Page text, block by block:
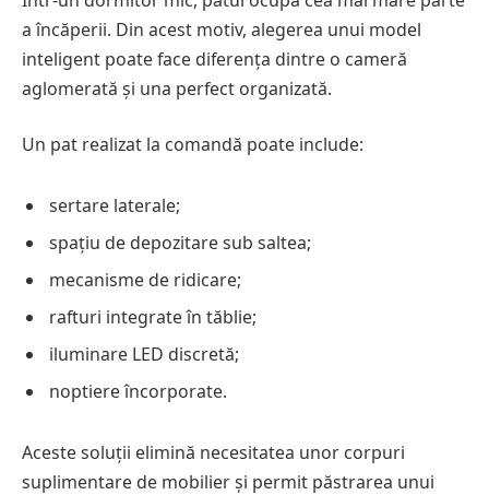
a încăperii. Din acest motiv, alegerea unui model
inteligent poate face diferența dintre o cameră
aglomerată și una perfect organizată.
Un pat realizat la comandă poate include:
sertare laterale;
spațiu de depozitare sub saltea;
mecanisme de ridicare;
rafturi integrate în tăblie;
iluminare LED discretă;
noptiere încorporate.
Aceste soluții elimină necesitatea unor corpuri
suplimentare de mobilier și permit păstrarea unui